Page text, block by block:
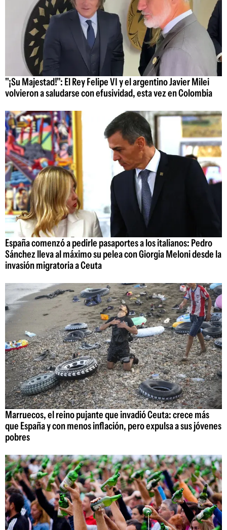
"¡Su Majestad!": El Rey Felipe VI y el argentino Javier Milei
volvieron a saludarse con efusividad, esta vez en Colombia
España comenzó a pedirle pasaportes a los italianos: Pedro
Sánchez lleva al máximo su pelea con Giorgia Meloni desde la
invasión migratoria a Ceuta
Marruecos, el reino pujante que invadió Ceuta: crece más
que España y con menos inflación, pero expulsa a sus jóvenes
pobres